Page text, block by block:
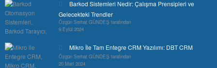
Barkod Sistemleri Nedir: Çalışma Prensipleri ve
Gelecekteki Trendler
Özgün Serhat GÜNDEŞ tarafından
9 Eylül 2024
Mikro İle Tam Entegre CRM Yazılımı: DBT CRM
Özgün Serhat GÜNDEŞ tarafından
20 Mart 2024